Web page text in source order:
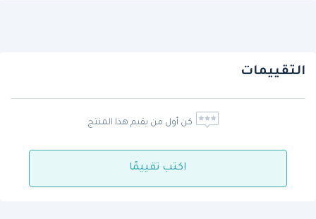
التقييمات
كن أول من يقيم هذا المنتج
اكتب تقييمًا